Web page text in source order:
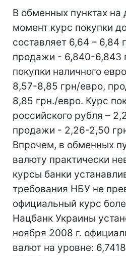
В обменных пунктах на
момент курс покупки
составляет 6,64 – 6,84
продажи - 6,840-6,843
покупки наличного
8,57-8,85 грн/евро,
8,85 грн./евро. Курс
российского рубля –
продажи - 2,26-2,50
Впрочем, в обменных
валюту практически
курсы банки
требования НБУ не
официальный курс
Нацбанк Украины
ноября 2008 г.
валют на уровне: